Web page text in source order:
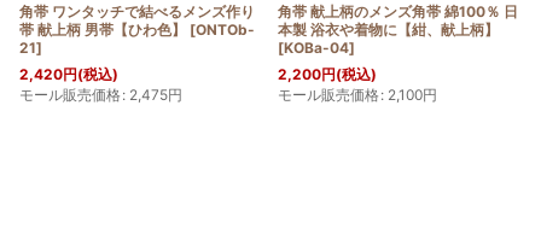
角帯 ワンタッチで結べるメンズ作り
帯 献上柄 男帯【ひわ色】
[ONTOb-
21]
2,420円(税込)
モール販売価格: 2,475円
角帯 献上柄のメンズ角帯 綿100％ 日
本製 浴衣や着物に【紺、献上柄】
[KOBa-04]
2,200円(税込)
モール販売価格: 2,100円